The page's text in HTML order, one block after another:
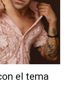
el tema